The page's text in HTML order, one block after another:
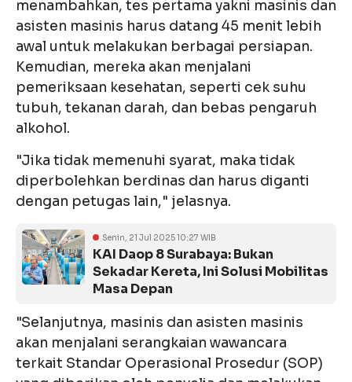
menambahkan, tes pertama yakni masinis dan
asisten masinis harus datang 45 menit lebih
awal untuk melakukan berbagai persiapan.
Kemudian, mereka akan menjalani
pemeriksaan kesehatan, seperti cek suhu
tubuh, tekanan darah, dan bebas pengaruh
alkohol.
"Jika tidak memenuhi syarat, maka tidak
diperbolehkan berdinas dan harus diganti
dengan petugas lain," jelasnya.
Senin, 21 Jul 2025 10:27 WIB
KAI Daop 8 Surabaya: Bukan
Sekadar Kereta, Ini Solusi Mobilitas
Masa Depan
"Selanjutnya, masinis dan asisten masinis
akan menjalani serangkaian wawancara
terkait Standar Operasional Prosedur (SOP)